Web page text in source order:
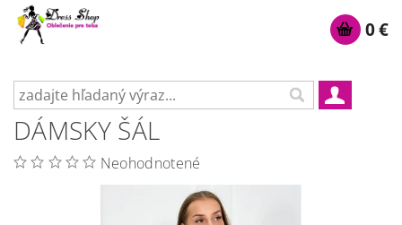
0 €
DÁMSKY ŠÁL
Neohodnotené